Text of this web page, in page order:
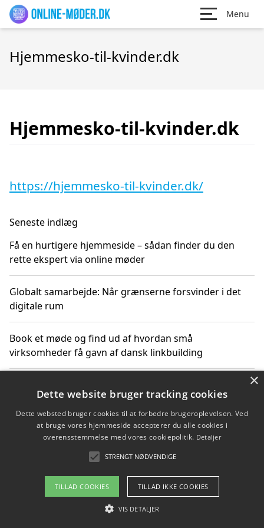
Menu
Hjemmesko-til-kvinder.dk
Hjemmesko-til-kvinder.dk
https://hjemmesko-til-kvinder.dk/
Seneste indlæg
Få en hurtigere hjemmeside – sådan finder du den
rette ekspert via online møder
Globalt samarbejde: Når grænserne forsvinder i det
digitale rum
Book et møde og find ud af hvordan små
virksomheder få gavn af dansk linkbuilding
får du indgår et samarbejde
Hold et møde med en WordPress ekspert og vælg den
mest professionelle til at vedligeholde din løsning
Copyright 2026 - Pilanto Aps
Om / kontakt
×
Dette website bruger tracking cookies
Dette websted bruger cookies til at forbedre brugeroplevelsen. Ved
at bruge vores hjemmeside accepterer du alle cookies i
overensstemmelse med vores cookiepolitik. Detaljer
STRENGT NØDVENDIGE
TILLAD COOKIES TILLAD IKKE COOKIES
VIS DETALJER